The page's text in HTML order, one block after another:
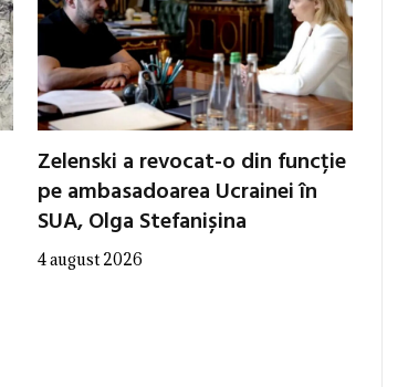
Zelenski a revocat-o din funcție
pe ambasadoarea Ucrainei în
SUA, Olga Stefanișina
4 august 2026